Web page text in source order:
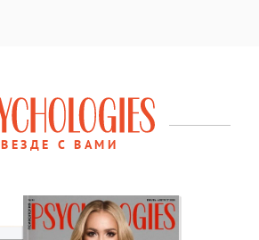
ВЕЗДЕ С ВАМИ